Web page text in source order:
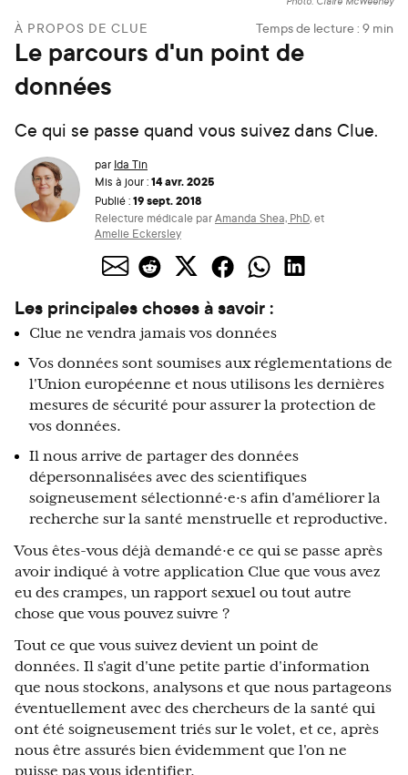
À PROPOS DE CLUE Temps de lecture : 9 min
Le parcours d'un point de
données
Ce qui se passe quand vous suivez dans Clue.
par Ida Tin
Mis à jour :14 avr. 2025
Publié :19 sept. 2018
Relecture médicale parAmanda Shea, PhD,et
Amelie Eckersley
Les principales choses à savoir :
Clue ne vendra jamais vos données
Vos données sont soumises aux réglementations de
l'Union européenne et nous utilisons les dernières
mesures de sécurité pour assurer la protection de
vos données.
Il nous arrive de partager des données
dépersonnalisées avec des scientifiques
soigneusement sélectionné·e·s afin d'améliorer la
recherche sur la santé menstruelle et reproductive.
Vous êtes-vous déjà demandé·e ce qui se passe après
avoir indiqué à votre application Clue que vous avez
eu des crampes, un rapport sexuel ou tout autre
chose que vous pouvez suivre ?
Tout ce que vous suivez devient un point de
données. Il s'agit d'une petite partie d'information
que nous stockons, analysons et que nous partageons
éventuellement avec des chercheurs de la santé qui
ont été soigneusement triés sur le volet, et ce, après
nous être assurés bien évidemment que l'on ne
puisse pas vous identifier.